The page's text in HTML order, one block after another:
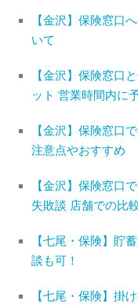
【金沢】保険窓口
いて
【金沢】保険窓口
ット 営業時間内に
【金沢】保険窓口
注意点やおすすめ
【金沢】保険窓口
失敗談 店舗での比
【七尾・保険】貯
談も可！
【七尾・保険】掛